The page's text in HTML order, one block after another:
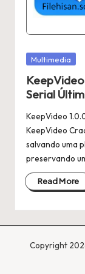
Posted
Multimedia
Serial
KeepVideo
KeepVideo
salvando uma
preservando
Read More
Copyright